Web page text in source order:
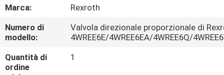
GIRO
DELLA
FABBRICA
Marca:
Rexroth
Numero di
modello:
Valvola direzionale proporzionale di
4WREE6E/4WREE6EA/4WREE6Q/
Quantità di
ordine
1